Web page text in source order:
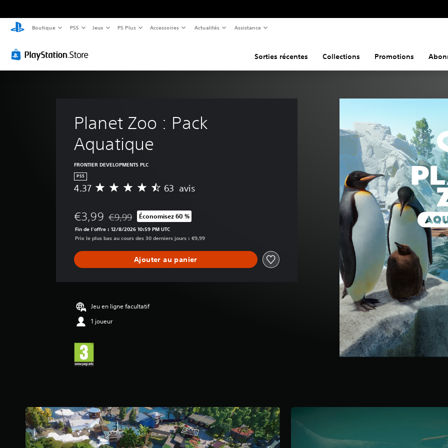
Boutique PS5 Jeux PS Plus Accessoires Actualités Assistance
Sorties récentes Collections Promotions
Planet Zoo : Pack
Aquatique
FRONTIER DEVELOPMENTS PLC
PS5
M
e
n
n
d
e
a
s
4
3
7
o
i
l
e
s
4.37 63 avis
€3,99 Remise par rapport au prix d'origine de €9,99
€9,99 Économisez 60 %
Fin de l'offre : 12/8/2026 10:59 PM UTC
Prix le plus bas au cours des 30 derniers jours : €9,99
Ajouter au panier
Jeu en ligne facultatif
1 joueur